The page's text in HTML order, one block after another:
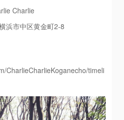
Charlie
浜市中区黄金町2-8
CharlieCharlieKoganecho/timeli